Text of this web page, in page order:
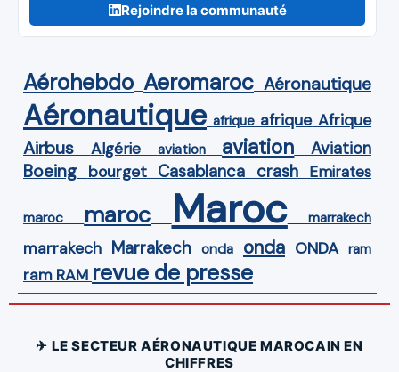
Rejoindre la communauté
Aérohebdo Aeromaroc Aéronautique
Aéronautique afrique afrique Afrique
Airbus Algérie aviation aviation Aviation
Boeing bourget Casablanca crash Emirates
maroc maroc Maroc marrakech
marrakech Marrakech onda onda ONDA ram
ram RAM revue de presse
✈ LE SECTEUR AÉRONAUTIQUE MAROCAIN EN
CHIFFRES